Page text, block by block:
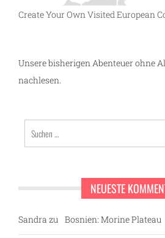
Create Your Own Visited European
Unsere bisherigen Abenteuer ohne
nachlesen.
nach:
NEUESTE
Sandra zu Bosnien: Morine Plateau